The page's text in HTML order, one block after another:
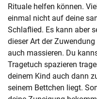
Rituale helfen können.
einmal nicht auf deine
Schlaflied. Es kann aber
dieser Art der
auch massieren. Du
Tragetuch spazieren
deinem Kind auch dann
seinem Bettchen liegt.